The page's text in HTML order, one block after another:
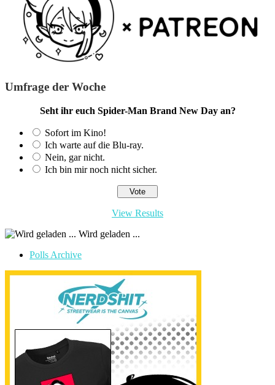
Umfrage der Woche
Seht ihr euch Spider-Man Brand New Day an?
Sofort im Kino!
Ich warte auf die Blu-ray.
Nein, gar nicht.
Ich bin mir noch nicht sicher.
View Results
Wird geladen ...
Polls Archive